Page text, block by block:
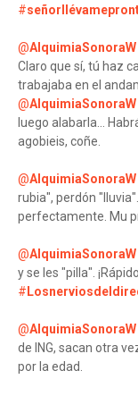
#
@AlquimiaSonoraW
Claro que sí, tú haz
trabajaba en el
@AlquimiaSonoraW
luego alabarla...
agobieis, coñe.
@AlquimiaSonoraW
rubia", perdón
perfectamente. Mu
@AlquimiaSonoraW
y se les "pilla".
#
@AlquimiaSonoraW
de ING, sacan otra
por la edad.